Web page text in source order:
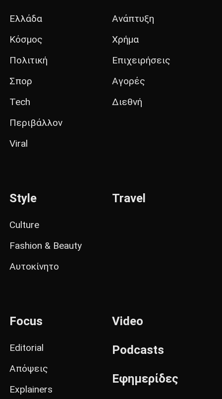
Ελλάδα
Κόσμος
Πολιτική
Σπορ
Tech
Περιβάλλον
Viral
Ανάπτυξη
Χρήμα
Επιχειρήσεις
Αγορές
Διεθνή
Style
Culture
Fashion & Beauty
Αυτοκίνητο
Travel
Focus
Editorial
Απόψεις
Explainers
Video
Podcasts
Εφημερίδες